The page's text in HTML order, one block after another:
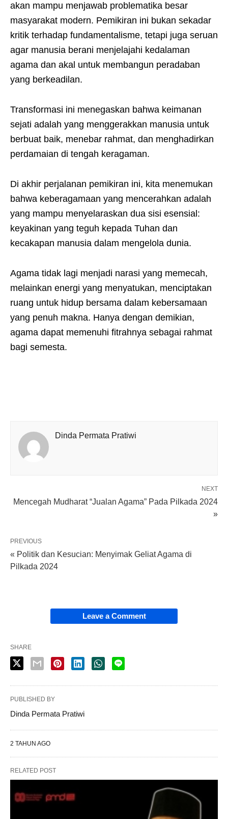
akan mampu menjawab problematika besar
masyarakat modern. Pemikiran ini bukan sekadar
kritik terhadap fundamentalisme, tetapi juga seruan
agar manusia berani menjelajahi kedalaman
agama dan akal untuk membangun peradaban
yang berkeadilan.
Transformasi ini menegaskan bahwa keimanan
sejati adalah yang menggerakkan manusia untuk
berbuat baik, menebar rahmat, dan menghadirkan
perdamaian di tengah keragaman.
Di akhir perjalanan pemikiran ini, kita menemukan
bahwa keberagamaan yang mencerahkan adalah
yang mampu menyelaraskan dua sisi esensial:
keyakinan yang teguh kepada Tuhan dan
kecakapan manusia dalam mengelola dunia.
Agama tidak lagi menjadi narasi yang memecah,
melainkan energi yang menyatukan, menciptakan
ruang untuk hidup bersama dalam kebersamaan
yang penuh makna. Hanya dengan demikian,
agama dapat memenuhi fitrahnya sebagai rahmat
bagi semesta.
Dinda Permata Pratiwi
NEXT
Mencegah Mudharat “Jualan Agama” Pada Pilkada 2024
»
PREVIOUS
« Politik dan Kesucian: Menyimak Geliat Agama di
Pilkada 2024
Leave a Comment
SHARE
PUBLISHED BY
Dinda Permata Pratiwi
2 TAHUN AGO
RELATED POST